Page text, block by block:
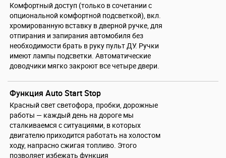
Комфортный доступ (только в сочетании с
опциональной комфортной подсветкой), вкл.
хромированную вставку в дверной ручке, для
отпирания и запирания автомобиля без
необходимости брать в руку пульт ДУ. Ручки
имеют лампы подсветки. Автоматические
доводчики мягко закроют все четыре двери.
Функция Auto Start Stop
Красный свет светофора, пробки, дорожные
работы — каждый день на дороге мы
сталкиваемся с ситуациями, в которых
двигателю приходится работать на холостом
ходу, напрасно сжигая топливо. Этого
позволяет избежать функция